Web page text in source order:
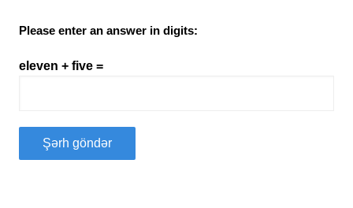
Please enter an answer in digits:
eleven + five =